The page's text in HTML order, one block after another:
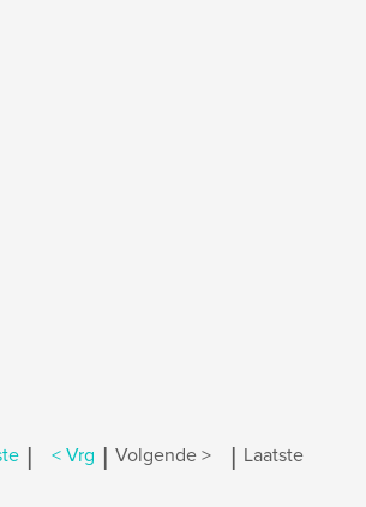
| < Vrg | Volgende > | Laatste